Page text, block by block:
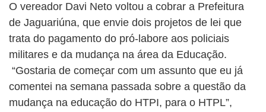
O vereador Davi Neto voltou a cobrar a Prefeitura
de Jaguariúna, que envie dois projetos de lei que
trata do pagamento do pró-labore aos policiais
militares e da mudança na área da Educação.
“Gostaria de começar com um assunto que eu já
comentei na semana passada sobre a questão da
mudança na educação do HTPI, para o HTPL”,